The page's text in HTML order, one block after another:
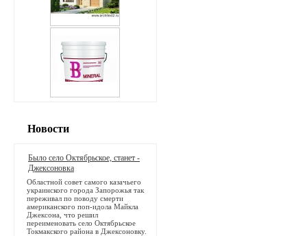
Новости
Было село Октябрьское, станет -
Джексоновка
Областной совет самого казачьего
украинского города Запорожья так
переживал по поводу смерти
американского поп-идола Майкла
Джексона, что решил
переименовать село Октябрьское
Токмакского района в Джексоновку.